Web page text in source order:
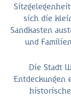
sich die
Sandkasten
und
Die Stadt
Entdeckungen